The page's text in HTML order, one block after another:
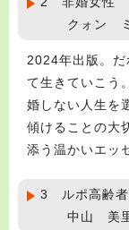
クォン
2024年出版。だ
て生きていこう
婚しない人生を
傾けることの大
添う温かいエッ
3 ルポ高齢者
中山 美里